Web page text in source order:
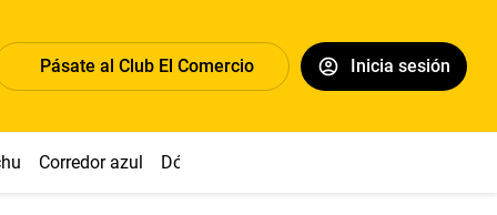
Pásate al Club El Comercio Inicia sesión
Corredor azul Dólar